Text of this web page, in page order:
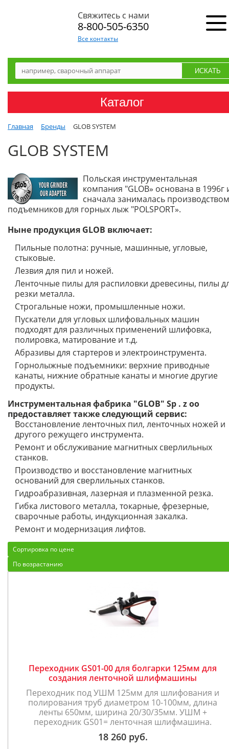
Свяжитесь с нами
8-800-505-6350
Все контакты
Каталог
Главная Бренды GLOB SYSTEM
GLOB SYSTEM
Польская инструментальная
компания "GLOB» основана в 1996г
сначала занималась производством
подъемников для горных лыж "POLSPORT».
Ныне продукция GLOB включает:
Пильные полотна: ручные, машинные, угловые,
стыковые.
Лезвия для пил и ножей.
Ленточные пилы для распиловки древесины, пилы
резки металла.
Строгальные ножи, промышленные ножи.
Пускатели для угловых шлифовальных машин
подходят для различных применений шлифовка,
полировка, матирование и т.д.
Абразивы для стартеров и электроинструмента.
Горнолыжные подъемники: верхние приводные
канаты, нижние обратные канаты и многие другие
продукты.
Инструментальная фабрика "GLOB" Sp . z oo
предоставляет также следующий сервис:
Восстановление ленточных пил, ленточных ножей и
другого режущего инструмента.
Ремонт и обслуживание магнитных сверлильных
станков.
Производство и восстановление магнитных
оснований для сверлильных станков.
Гидроабразивная, лазерная и плазменной резка.
Гибка листового металла, токарные, фрезерные,
сварочные работы, индукционная закалка.
Ремонт и модернизация лифтов.
Сортировка по цене
По возрастанию
Переходник GS01-00 для болгарки 125мм для
создания ленточной шлифмашины
Переходник под УШМ 125мм для шлифования и
полирования труб диаметром 10-100мм, длина
ленты 650мм, ширина 20/30/35мм. УШМ +
переходник GS01= ленточная шлифмашина.
18 260 руб.